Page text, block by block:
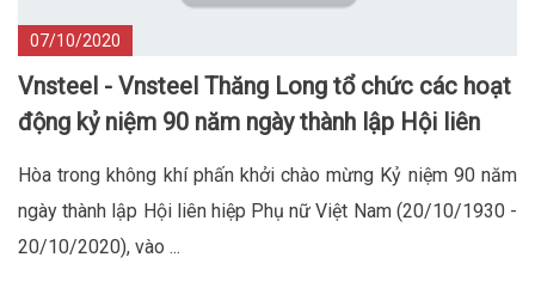
07/10/2020
Vnsteel - Vnsteel Thăng Long tổ chức các hoạt
động kỷ niệm 90 năm ngày thành lập Hội liên
Hòa trong không khí phấn khởi chào mừng Kỷ niệm 90 năm
ngày thành lập Hội liên hiệp Phụ nữ Việt Nam (20/10/1930 -
20/10/2020), vào ...